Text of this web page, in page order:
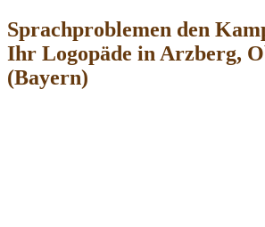
Sprachproblemen den
Ihr Logopäde in Arzberg,
(Bayern)